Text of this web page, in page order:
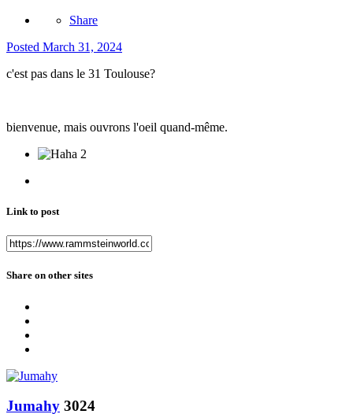
Share
Posted March 31, 2024
c'est pas dans le 31 Toulouse?
bienvenue, mais ouvrons l'oeil quand-même.
2
Link to post
Share on other sites
Jumahy 3024